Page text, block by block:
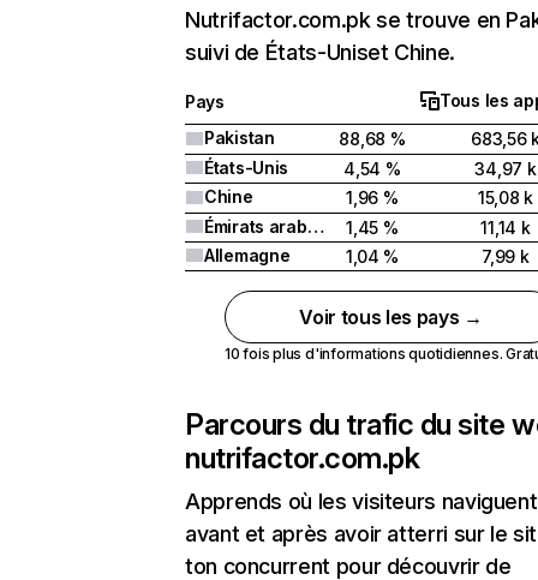
Nutrifactor.com.pk se trouve en
suivi de États-Uniset Chine.
Pays
Tous les
Pakistan
88,68 %
683,56
États-Unis
4,54 %
34,97 k
Chine
1,96 %
15,08 k
Émirats arabes unis
1,45 %
11,14 k
Allemagne
1,04 % 7,99 k
Voir tous les pays →
10 fois plus d'informations quotidiennes.
Parcours du trafic du site
nutrifactor.com.pk
Apprends où les visiteurs naviguent
avant et après avoir atterri sur le
ton concurrent pour découvrir de